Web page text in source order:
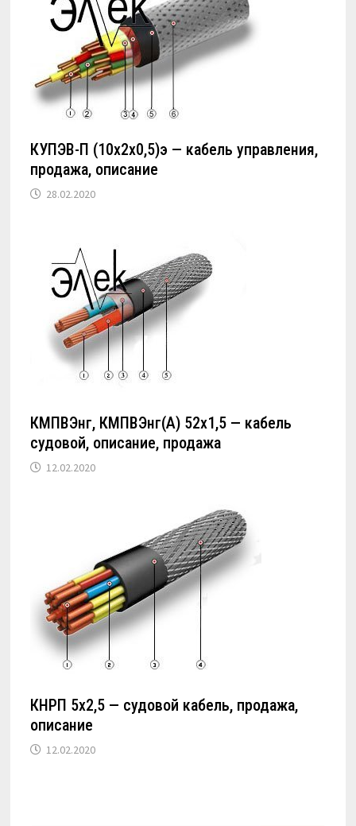
КУПЭВ-П (10х2х0,5)э — кабель управления,
продажа, описание
28.02.2020
КМПВЭнг, КМПВЭнг(А) 52х1,5 — кабель
судовой, описание, продажа
12.02.2020
КНРП 5х2,5 — судовой кабель, продажа,
описание
12.02.2020